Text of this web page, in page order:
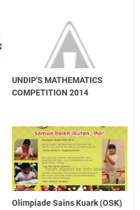
UNDIP'S MATHEMATICS
COMPETITION 2014
Olimpiade Sains Kuark (OSK)